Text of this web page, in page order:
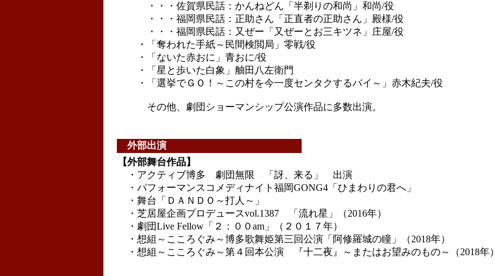
・・・佐賀県民話：かんねどん「半剃りの和尚」和尚/役
・・・福岡県民話：正助さん「正直者の正助さん」殿様/役
・・・福岡県民話：又ぜー「又ぜーとお三キツネ」庄屋/役
・「奪われた手紙～民間検閲局」零戦/役
・「ないた赤おに」青おに/役
・「星と歩いた白象」舳田八左衛門
・「選挙でＧＯ！～この村を今一度センタクするバイ～」赤木紀夫/役
その他、劇団ショーマンシップ公演作品に多数出演。
外部出演
【外部舞台作品】
・アクティブ博多 劇団無限 「訝、来る」 出演
・パフォーマンスコメディナイト福岡GONG4「ひまわりの君へ」
・舞台「ＤＡＮＤＯ～打人～」
・芝居屋企画プロデュースvol.1387 「流れ星」（2016年）
・劇団Live Fellow「２：００am」（２０１７年）
・想組～こころぐみ～博多歌舞姫第三回公演「阿修羅城の瞳」（2018年）
・想組～こころぐみ～第４回本公演 『十二夜』～またはお望みのもの～（2018年）